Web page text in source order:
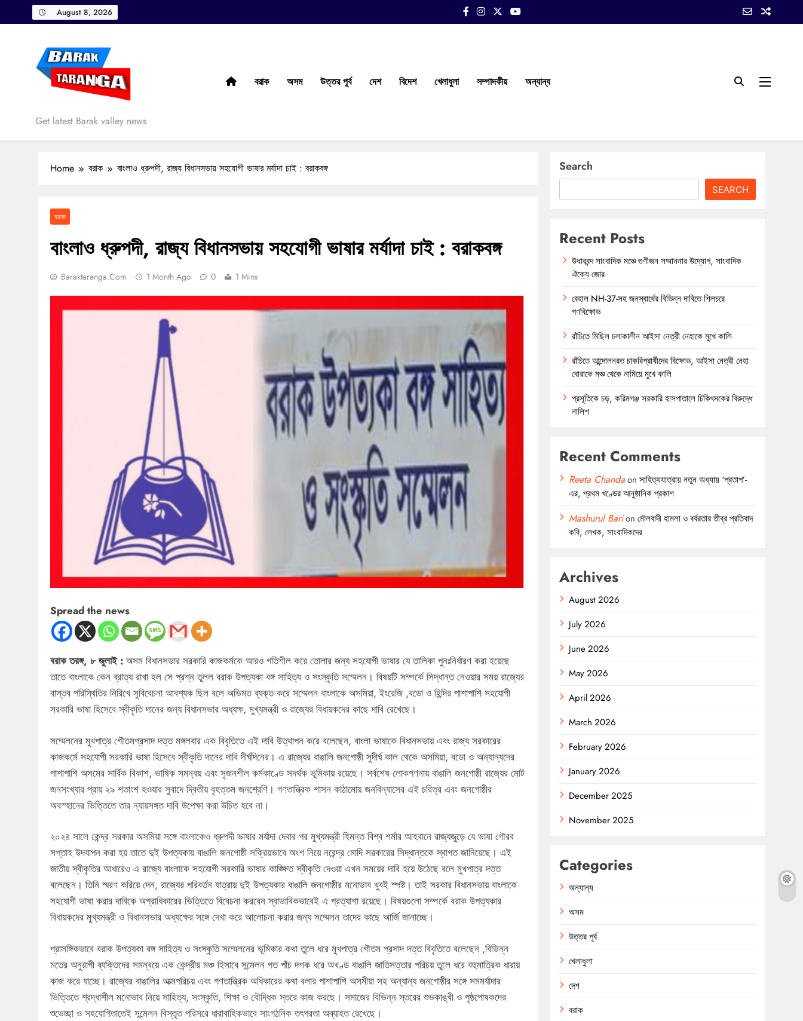
to
August 8, 2026
Barak Taranga
Get latest Barak valley news
বরাক অসম উত্তর পূর্ব দেশ বিদেশ খেলাধুলা সম্পাদকীয় অন্যান্য
Home বরাক বাংলাও ধ্রুপদী, রাজ্য বিধানসভায় সহযোগী ভাষার মর্যাদা চাই : বরাকবঙ্গ
বরাক
বাংলাও ধ্রুপদী, রাজ্য বিধানসভায় সহযোগী ভাষার মর্যাদা চাই : বরাকবঙ্গ
Baraktaranga.com 1 Month Ago 0 1 Mins
Spread the news
বরাক তরঙ্গ, ৮ জুলাই : অসম বিধানসভার সরকারি কাজকর্মকে আরও গতিশীল করে তোলার জন্য সহযোগী ভাষার যে তালিকা পুনঃনির্ধারণ করা হয়েছে
তাতে বাংলাকে কেন ব্রাত্য রাখা হল সে প্রশ্ন তুলল বরাক উপত্যকা বঙ্গ সাহিত্য ও সংস্কৃতি সম্মেলন। বিষয়টি সম্পর্কে সিদ্ধান্ত নেওয়ার সময় রাজ্যের
বাস্তব পরিস্থিতির নিরিখে সুবিবেচনা আবশ্যক ছিল বলে অভিমত ব্যক্ত করে সম্মেলন বাংলাকে অসমিয়া, ইংরেজি ,বডো ও হিন্দির পাশাপাশি সহযোগী
সরকারি ভাষা হিসেবে স্বীকৃতি দানের জন্য বিধানসভার অধ্যক্ষ, মুখ্যমন্ত্রী ও রাজ্যের বিধায়কদের কাছে দাবি রেখেছে।
সম্মেলনের মুখপাত্র গৌতমপ্রসাদ দত্ত মঙ্গলবার এক বিবৃতিতে এই দাবি উত্থাপন করে বলেছেন, বাংলা ভাষাকে বিধানসভায় এবং রাজ্য সরকারের
কাজকর্মে সহযোগী সরকারি ভাষা হিসেবে স্বীকৃতি দানের দাবি দীর্ঘদিনের। এ রাজ্যের বাঙালি জনগোষ্ঠী সুদীর্ঘ কাল থেকে অসমিয়া, বডো ও অন্যান্যদের
পাশাপাশি অসমের সার্বিক বিকাশ, ভাষিক সমন্বয় এবং সৃজনশীল কর্মকাণ্ডে সদর্থক ভূমিকায় রয়েছে। সর্বশেষ লোকগণনায় বাঙালি জনগোষ্ঠী রাজ্যের মোট
জনসংখ্যার প্রায় ২৯ শতাংশ হওয়ার সুবাদে দ্বিতীয় বৃহত্তম জনশ্রেণি। গণতান্ত্রিক শাসন কাঠামোয় জনবিন্যাসের এই চরিত্র এবং জনগোষ্ঠীর
অবস্হানের ভিত্তিতে তার ন্যায়সঙ্গত দাবি উপেক্ষা করা উচিত হবে না।
২০২৪ সালে কেন্দ্র সরকার অসমিয়া সঙ্গে বাংলাকেও ধ্রুপদী ভাষার মর্যাদা দেবার পর মুখ্যমন্ত্রী হিমন্ত বিশ্ব শর্মার আহবানে রাজ্যজুড়ে যে ভাষা গৌরব
সপ্তাহ উদযাপন করা হয় তাতে দুই উপত্যকায় বাঙালি জনগোষ্ঠী সক্রিয়ভাবে অংশ নিয়ে নরেন্দ্র মোদি সরকারের সিদ্ধান্তকে স্বাগত জানিয়েছে। এই
জাতীয় স্বীকৃতির আধারেও এ রাজ্যে বাংলাকে সহযোগী সরকারি ভাষার কাঙ্ক্ষিত স্বীকৃতি দেওয়া এখন সময়ের দাবি হয়ে উঠেছে বলে মুখপাত্র দত্ত
বলেছেন। তিনি স্মরণ করিয়ে দেন, রাজ্যের পরিবর্তন যাত্রায় দুই উপত্যকার বাঙালি জনগোষ্ঠীর মনোভাব খুবই স্পষ্ট। তাই সরকার বিধানসভায় বাংলাকে
সহযোগী ভাষা করার দাবিকে অগ্রাধিকারের ভিত্তিতে বিবেচনা করবেন স্বাভাবিকভাবেই এ প্রত্যাশা রয়েছে। বিষয়গুলো সম্পর্কে বরাক উপত্যকার
বিধায়কদের মুখ্যমন্ত্রী ও বিধানসভার অধ্যক্ষের সঙ্গে দেখা করে আলোচনা করার জন্য সম্মেলন তাদের কাছে আর্জি জানাচ্ছে।
প্রাসঙ্গিকভাবে বরাক উপত্যকা বঙ্গ সাহিত্য ও সংস্কৃতি সম্মেলনের ভূমিকার কথা তুলে ধরে মুখপাত্র গৌতম প্রসাদ দত্ত বিবৃতিতে বলেছেন ,বিভিন্ন
মতের অনুরাগী ব্যক্তিদের সমন্বয়ে এক কেন্দ্রীয় মঞ্চ হিসাবে সন্মেলন গত পাঁচ দশক ধরে অখণ্ড বাঙালি জাতিসত্তার পরিচয় তুলে ধরে বহুমাত্রিক ধারায়
কাজ করে যাচ্ছে। রাজ্যের বাঙালির আত্মপরিচয় এবং গণতান্ত্রিক অধিকারের কথা বলার পাশাপাশি অসমীয়া সহ অন্যান্য জনগোষ্ঠীর সঙ্গে সমমর্যাদার
ভিত্তিতে শ্রদ্ধাশীল মনোভাব নিয়ে সাহিত্য, সংস্কৃতি, শিক্ষা ও বৌদ্ধিক স্তরে কাজ করছে। সমাজের বিভিন্ন স্তরের শুভকাঙ্খী ও পৃষ্ঠপোষকদের
শুভেচ্ছা ও সহযোগিতাতেই সন্মেলন বিস্তৃত পরিসরে ধারাবাহিকভাবে সাংগঠনিক তৎপরতা অব্যাহত রেখেছে।
Search
SEARCH
Recent Posts
উধারবন্দ সাংবাদিক মঞ্চে গুণীজন সম্মাননার উদ্যোগ, সাংবাদিক
ঐক্যে জোর
বেহাল NH-37-সহ জনস্বার্থের বিভিন্ন দাবিতে শিলচরে
গণবিক্ষোভ
রাঁচিতে মিছিল চলাকালীন আইসা নেত্রী নেহাকে মুখে কালি
রাঁচিতে আন্দোলনরত চাকরিপ্রার্থীদের বিক্ষোভ, আইসা নেত্রী নেহা
বোরাকে মঞ্চ থেকে নামিয়ে মুখে কালি
প্রসূতিকে চড়, করিমগঞ্জ সরকারি হাসপাতালে চিকিৎসকের বিরুদ্ধে
নালিশ
Recent Comments
Reeta Chandaonসাহিত্যযাত্রায় নতুন অধ্যায় ‘প্রতাপ’-
এর, প্রথম খণ্ডের আনুষ্ঠানিক প্রকাশ
Mashurul Barionমৌলবাদী হামলা ও বর্বরতার তীব্র প্রতিবাদ
কবি, লেখক, সাংবাদিকদের
Archives
August 2026
July 2026
June 2026
May 2026
April 2026
March 2026
February 2026
January 2026
December 2025
November 2025
Categories
অন্যান্য
অসম
উত্তর পূর্ব
খেলাধুলা
দেশ
বরাক